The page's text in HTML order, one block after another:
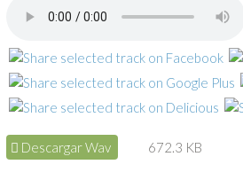
Descargar Wav 672.3 KB